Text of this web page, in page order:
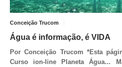
Conceição Trucom
Água é informação, é VIDA
Por Conceição Trucom *Esta
Curso ion-line Planeta Água...